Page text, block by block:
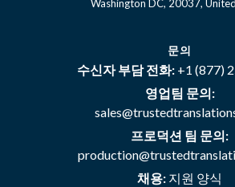
Washington DC, 20037,
문의
수신자 부담 전화: +1 (877)
영업팀 문의:
프로덕션 팀 문의:
채용: 지원 양식